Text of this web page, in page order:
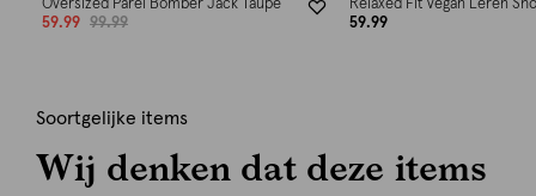
Oversized Parel Bomber Jack Taupe
59.99
99.99
Relaxed Fit Vegan Leren
59.99
Soortgelijke items
Wij denken dat deze items